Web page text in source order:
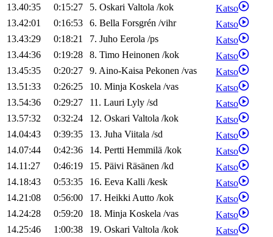
13.40:35
0:15:27 5. Oskari Valtola /kok
Katso
13.42:01
0:16:53 6. Bella Forsgrén /vihr
Katso
13.43:29
0:18:21 7. Juho Eerola /ps
Katso
13.44:36
0:19:28 8. Timo Heinonen /kok
Katso
13.45:35
0:20:27 9. Aino-Kaisa Pekonen /vas
Katso
13.51:33
0:26:25 10. Minja Koskela /vas
Katso
13.54:36
0:29:27 11. Lauri Lyly /sd
Katso
13.57:32
0:32:24 12. Oskari Valtola /kok
Katso
14.04:43
0:39:35 13. Juha Viitala /sd
Katso
14.07:44
0:42:36 14. Pertti Hemmilä /kok
Katso
14.11:27
0:46:19 15. Päivi Räsänen /kd
Katso
14.18:43
0:53:35 16. Eeva Kalli /kesk
Katso
14.21:08
0:56:00 17. HeikkiAutto /kok
Katso
14.24:28
0:59:20 18. Minja Koskela /vas
Katso
14.25:46
1:00:38 19. Oskari Valtola /kok
Katso